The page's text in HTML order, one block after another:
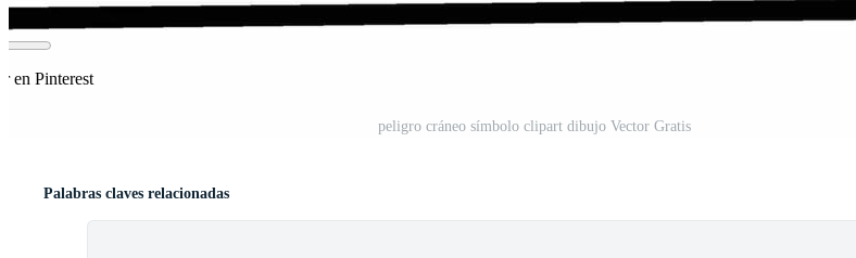
en Pinterest
peligro cráneo símbolo clipart dibujo Vector Gratis
Palabras claves relacionadas